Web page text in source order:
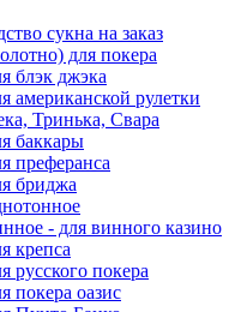
сукна на заказ
для покера
блэк джэка
американской рулетки
Тринька, Свара
баккары
преферанса
бриджа
- для винного казино
крепса
русского покера
покера оазис